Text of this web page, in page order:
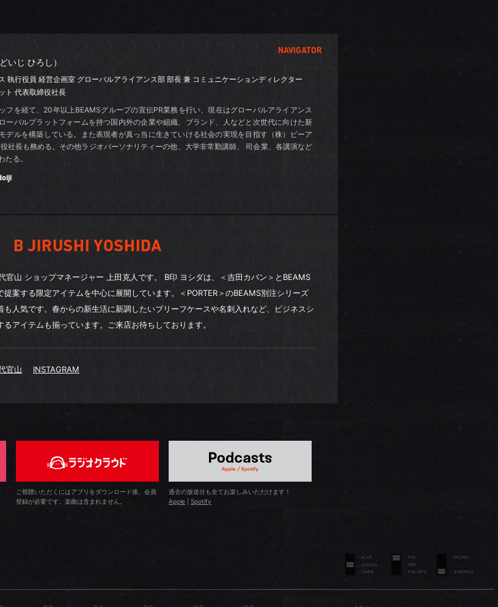
NAVIGATOR
いじ ひろし）
執行役員 経営企画室 グローバルアライアンス部 部長 兼 コミュニケーションディレクター
ト 代表取締役社長
フを経て、20年以上BEAMSグループの宣伝PR業務を行い、現在はグローバルアライアンス
ーバルプラットフォームを持つ国内外の企業や組織、ブランド、人などと次世代に向けた新
デルを構築している。また表現者が真っ当に生きていける社会の実現を目指す（株）ビーア
社長も務める。その他ラジオパーソナリティーの他、大学非常勤講師、 司会業、各講演など
たる。
B JIRUSHI YOSHIDA
官山 ショップマネージャー 上田克人です。 B印 ヨシダは、＜吉田カバン＞とBEAMS
提案する限定アイテムを中心に展開しています。＜PORTER＞のBEAMS別注シリーズ
も人気です。春からの新生活に新調したいブリーフケースや名刺入れなど、ビジネスシ
るアイテムも揃っています。ご来店お待ちしております。
官山 INSTAGRAM
ご視聴いただくにはアプリをダウンロード後、会員
登録が必要です。楽曲は含まれません。
過去の放送分も全てお楽しみいただけます！
Apple
Spotify